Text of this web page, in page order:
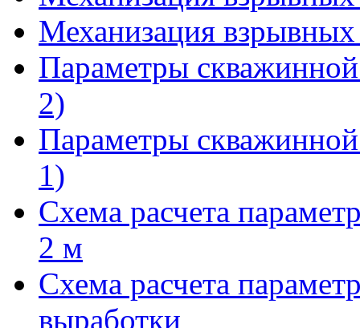
Механизация взрывных
Параметры
2)
Параметры
1)
Схема расчета
2 м
Схема расчета
выработки